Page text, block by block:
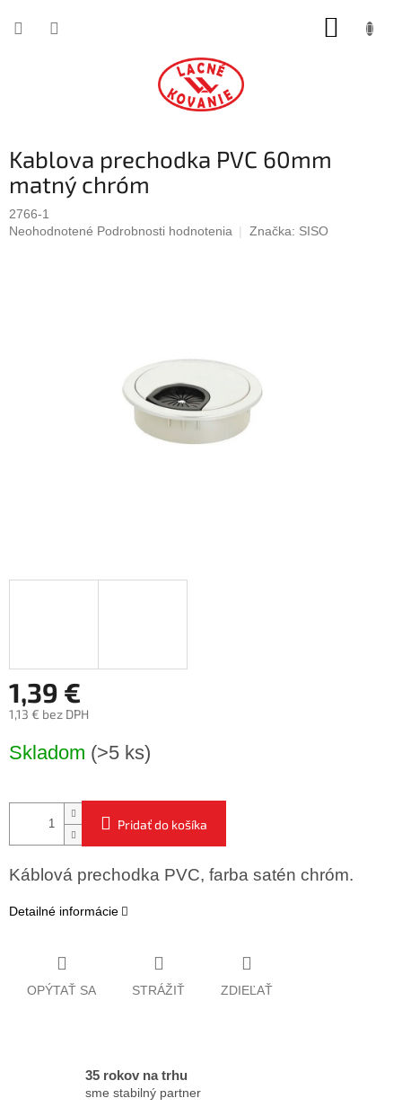
Kablova prechodka PVC 60mm
matný chróm
2766-1
Priemerné
Neohodnotené Podrobnosti hodnotenia Značka: SISO
1,39 €
1,13 € bez DPH
cena:
Skladom (>5 ks)
Pridať do košíka
Káblová prechodka PVC, farba satén chróm.
Detailné informácie
OPÝTAŤ SA STRÁŽIŤ ZDIEĽAŤ
35 rokov na trhu
sme stabilný partner